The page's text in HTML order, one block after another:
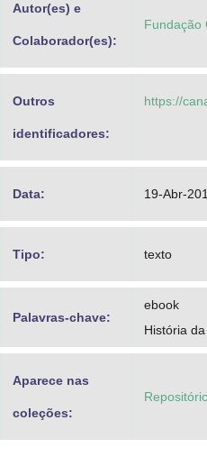
Banco Central do Brasil
Autor(es) e
Colaborador(es):
Fundação
Outros
identificadores:
https://
Data: 19-Abr-
Tipo: texto
Palavras-chave:
ebook
História
Aparece nas
coleções: